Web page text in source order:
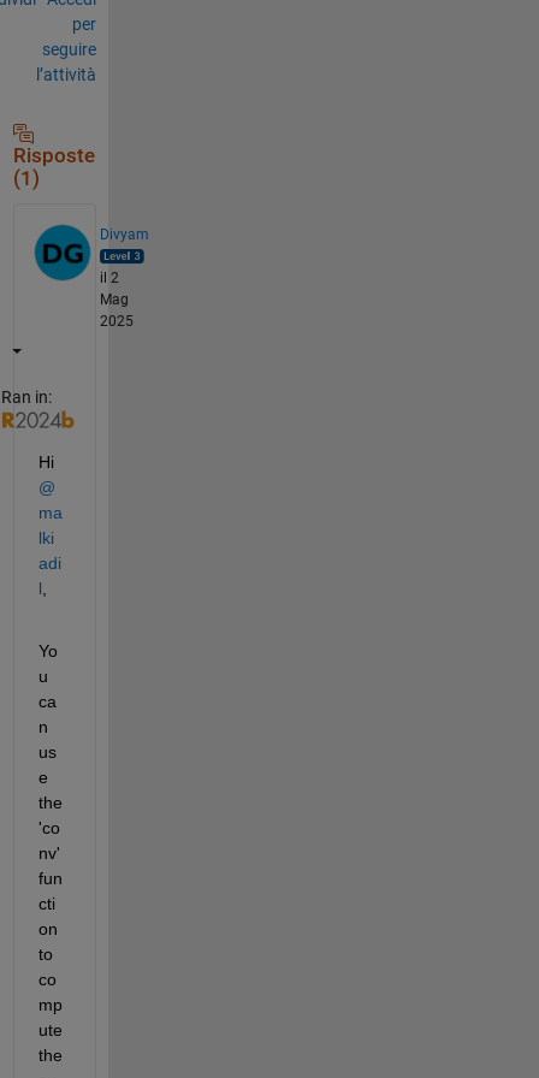
per
seguire
l’attività
Risposte
(1)
Divyam
il 2
Mag
2025
Ran in:
Hi
@
ma
lki
adi
l
Yo
u
ca
n
us
e
the
'co
nv'
fun
cti
on
to
co
mp
ute
the